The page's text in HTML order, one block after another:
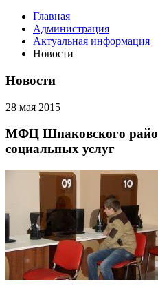
Главная
Администрация
Актуальная информация
Новости
Новости
28 мая 2015
МФЦ Шпаковского
социальных услуг